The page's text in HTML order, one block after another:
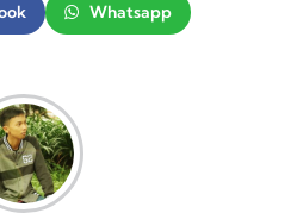
Whatsapp